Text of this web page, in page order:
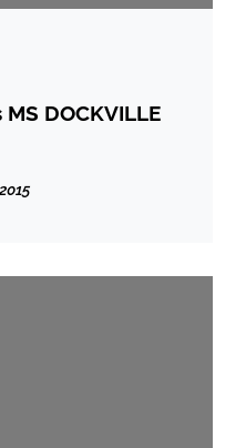
DOCKVILLE